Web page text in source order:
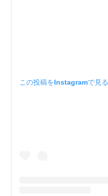
この投稿をInstagramで見る